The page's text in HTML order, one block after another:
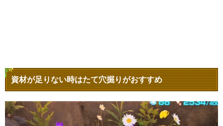
資材が足りない時はたて穴掘りがおすすめ